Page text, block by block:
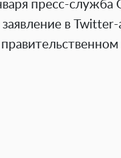
пресс-служба
в